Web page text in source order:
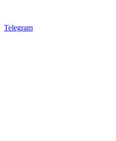
Telegram